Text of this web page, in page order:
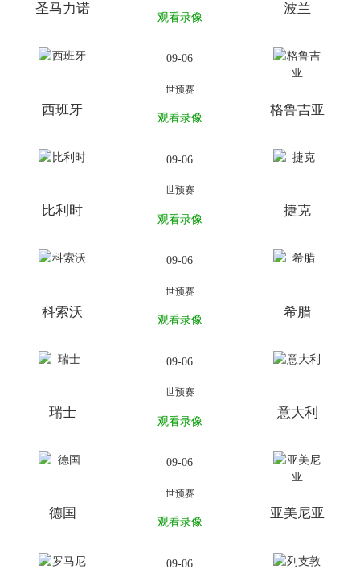
圣马力诺
观看录像
波兰
西班牙
09-06
世预赛
观看录像
格鲁吉亚
比利时
09-06
世预赛
观看录像
捷克
科索沃
09-06
世预赛
观看录像
希腊
瑞士
09-06
世预赛
观看录像
意大利
德国
09-06
世预赛
观看录像
亚美尼亚
09-06